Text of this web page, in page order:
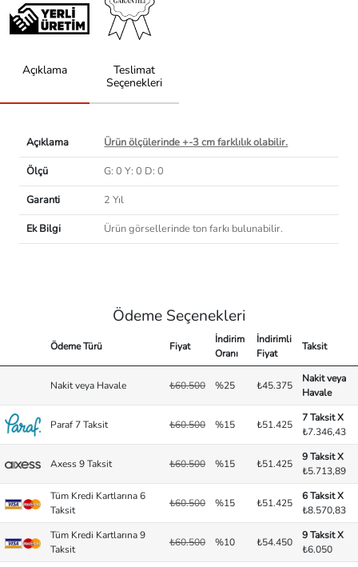
Açıklama
Teslimat
Seçenekleri
Açıklama
Ürün ölçülerinde +-3 cm farklılık olabilir.
Ölçü
G: 0 Y: 0 D: 0
Garanti
2 Yıl
Ek Bilgi
Ürün görsellerinde ton farkı bulunabilir.
Ödeme Seçenekleri
Ödeme Türü Fiyat
İndirim
Oranı
İndirimli
Fiyat
Taksit
Nakit veya Havale ₺60.500 %25 ₺45.375
Nakit veya
Havale
Paraf 7 Taksit ₺60.500 %15 ₺51.425
7 Taksit X
₺7.346,43
Axess 9 Taksit ₺60.500 %15 ₺51.425
9 Taksit X
₺5.713,89
Tüm Kredi Kartlarına 6
Taksit
₺60.500 %15 ₺51.425
6 Taksit X
₺8.570,83
Tüm Kredi Kartlarına 9
Taksit
₺60.500 %10 ₺54.450
9 Taksit X
₺6.050